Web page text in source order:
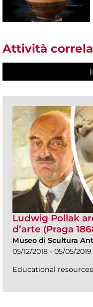
Attività
Ludwig Pollak
d’arte (Praga
Museo di Scultura
05/12/2018 - 05/05/2019
Educational